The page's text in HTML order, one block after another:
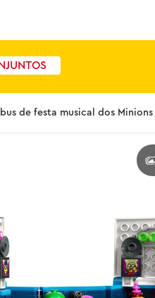
de festa musical dos Minions